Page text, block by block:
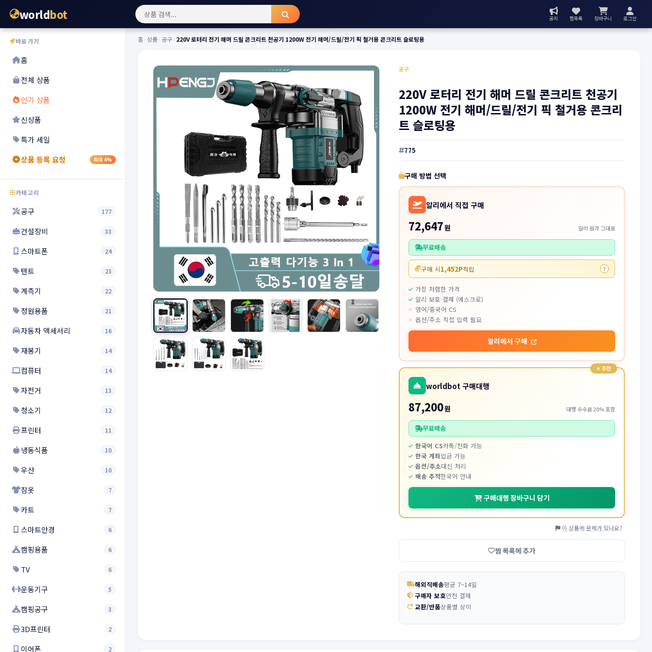
worldbot 공지 찜목록 장바구니 로그인
바로가기
홈
전체 상품
인기 상품
신상품
특가 세일
상품 등록 요청
최대 4%
카테고리
공구 177
건설장비 33
스마트폰 24
텐트 23
계측기 22
정원용품 21
자동차 액세서리 16
재봉기 14
컴퓨터 14
자전거 13
청소기 12
프린터 11
냉동식품 10
우산 10
잠옷 7
카트 7
스마트안경 6
캠핑용품 6
TV 6
운동기구 5
캠핑공구 3
3D프린터 2
이어폰 2
홈›상품› 공구› 220V 로터리 전기 해머 드릴 콘크리트 천공기 1200W 전기 해머/드릴/전기 픽 철거용 콘크리트 슬로팅용
공구
220V 로터리 전기 해머 드릴 콘크리트 천공기
1200W 전기 해머/드릴/전기 픽 철거용 콘크리
트 슬로팅용
775
구매 방법 선택
알리에서 직접 구매
72,647원 알리 원가 그대로
무료배송
구매 시1,452P적립 ?
가장 저렴한 가격
알리 보호 결제 (에스크로)
영어/중국어 CS
옵션/주소 직접 입력 필요
알리에서 구매
worldbot 구매대행
87,200원 대행 수수료 20% 포함
무료배송
한국어 CS카톡/전화 가능
한국 계좌입금 가능
옵션/주소대신 처리
배송 추적한국어 안내
구매대행 장바구니 담기
이 상품에 문제가 있나요?
찜 목록에 추가
해외직배송평균 7~14일
구매자 보호안전 결제
교환/반품상품별 상이